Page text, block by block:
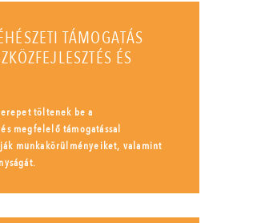
TÁMOGATÁS
ÉS
töltenek be a
megfelelő támogatással
munkakörülményeiket, valamint